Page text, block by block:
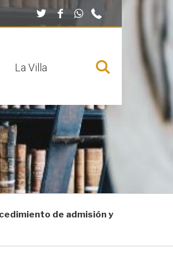
Cerrar buscador
TwitterFacebookWhatsapp
290
Mostrar
menú
La Villa
de admisión y